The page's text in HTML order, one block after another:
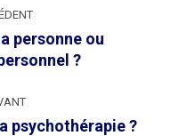
personne ou
?
psychothérapie ?